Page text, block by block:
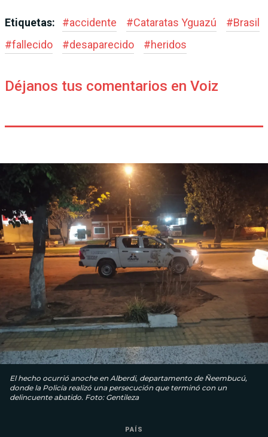
Etiquetas: #accidente #Cataratas Yguazú #Brasil
#fallecido #desaparecido #heridos
Déjanos tus comentarios en Voiz
El hecho ocurrió anoche en Alberdi, departamento de Ñeembucú,
donde la Policía realizó una persecución que terminó con un
delincuente abatido. Foto: Gentileza
PAÍS